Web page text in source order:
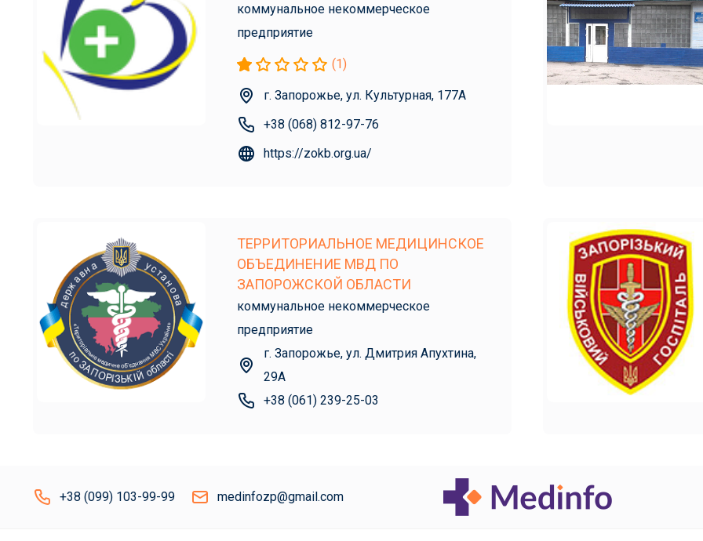
коммунальное некоммерческое
предприятие
(1)
г. Запорожье, ул. Культурная, 177А
+38 (068) 812-97-76
https://zokb.org.ua/
ТЕРРИТОРИАЛЬНОЕ МЕДИЦИНСКОЕ
ОБЪЕДИНЕНИЕ МВД ПО
ЗАПОРОЖСКОЙ ОБЛАСТИ
коммунальное некоммерческое
предприятие
г. Запорожье, ул. Дмитрия Апухтина,
29А
+38 (061) 239-25-03
+38 (099) 103-99-99 medinfozp@gmail.com